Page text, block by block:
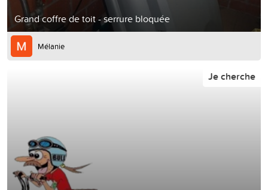
Grand coffre de toit - serrure bloquée
Mélanie
Je cherche